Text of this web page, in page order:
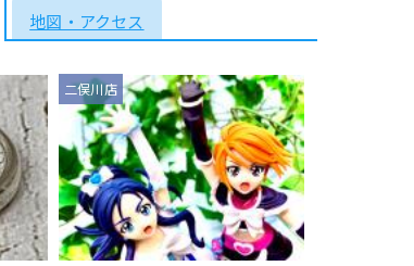
地図・アクセス
二俣川店